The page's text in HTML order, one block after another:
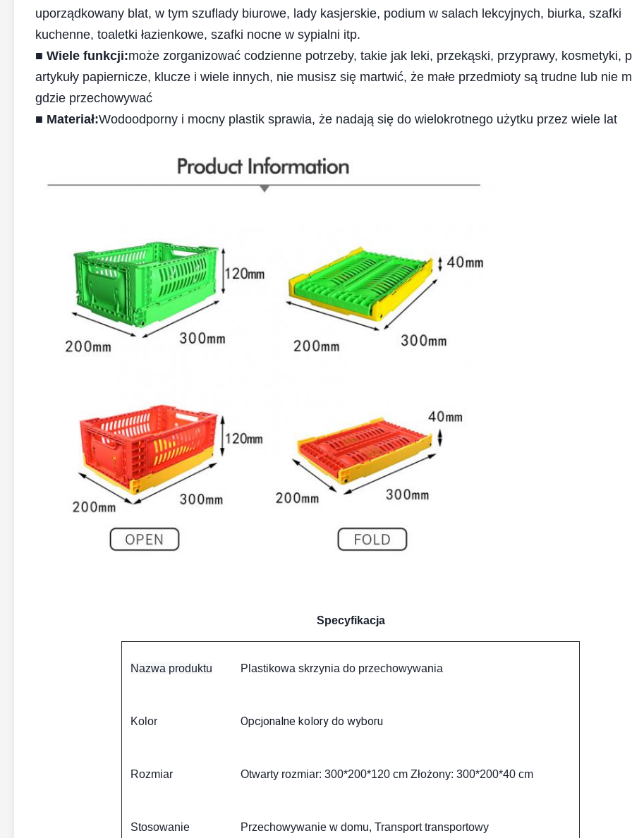
uporządkowany blat, w tym szuflady biurowe, lady kasjerskie, podium w salach lekcyjnych, biurka, szafki
kuchenne, toaletki łazienkowe, szafki nocne w sypialni itp.
■ Wiele funkcji:może zorganizować codzienne potrzeby, takie jak leki, przekąski, przyprawy, kosmetyki,
artykuły papiernicze, klucze i wiele innych, nie musisz się martwić, że małe przedmioty są trudne lub nie
gdzie przechowywać
■ Materiał:Wodoodporny i mocny plastik sprawia, że ​​nadają się do wielokrotnego użytku przez wiele lat
Specyfikacja
Nazwa produktu Plastikowa skrzynia do przechowywania
Kolor Opcjonalne kolory do wyboru
Rozmiar Otwarty rozmiar: 300*200*120 cm Złożony: 300*200*40 cm
Stosowanie Przechowywanie w domu, Transport transportowy